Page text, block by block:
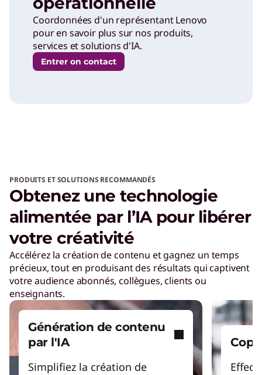
Coordonnées d'un représentant Lenovo
pour en savoir plus sur nos produits,
services et solutions d'IA.
Entrer on contact
PRODUITS ET SOLUTIONS RECOMMANDÉS
Obtenez une technologie
alimentée par l’IA pour libérer
votre créativité
Accélérez la création de contenu et gagnez un temps
précieux, tout en produisant des résultats qui captivent
votre audience abonnés, collègues, clients ou
enseignants.
Génération de contenu
par l'IA
Simplifiez la création de